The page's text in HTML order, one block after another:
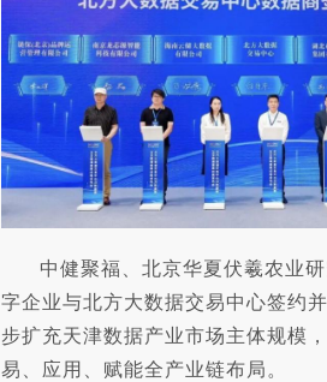
中健聚福、北京华夏伏羲农业
字企业与北方大数据交易中心签约
步扩充天津数据产业市场主体规模
易、应用、赋能全产业链布局。